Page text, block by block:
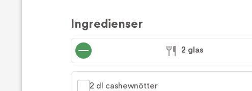
Ingredienser
2 glas
2 dl cashewnötter